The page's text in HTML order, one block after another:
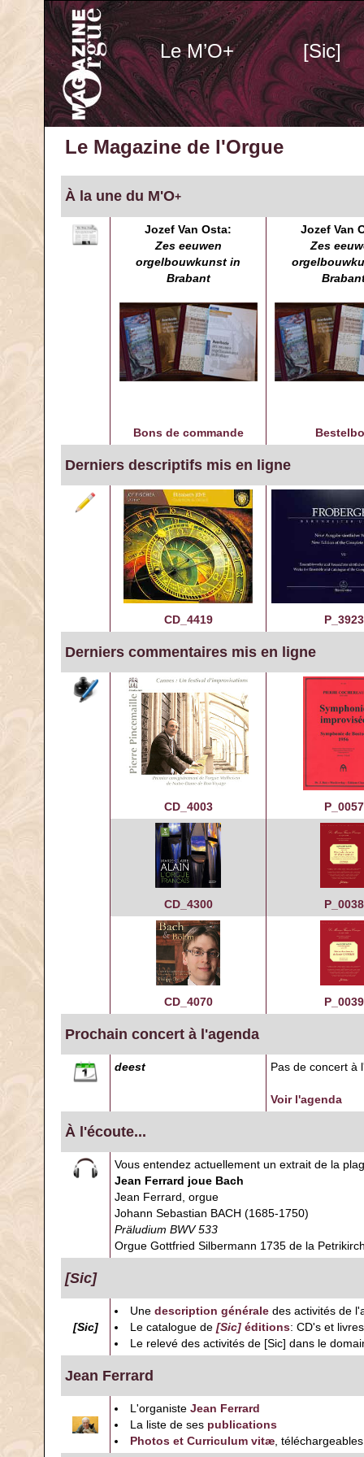
Le M’O+ [Sic]
Le Magazine de l'Orgue
À la une du M'O+
Jozef Van Osta:
Zes eeuwen
orgelbouwkunst in
Brabant
Jozef Van
Zes
Bons de commande
Derniers descriptifs mis en ligne
CD_4419 P_3923
Derniers commentaires mis en ligne
CD_4003 P_0057
CD_4300 P_0038
CD_4070 P_0039
Prochain concert à l'agenda
deest Pas de concert à
Voir l'agenda
À l'écoute...
Vous entendez actuellement un extrait de la
Jean Ferrard joue Bach
Jean Ferrard, orgue
Johann Sebastian BACH (1685-1750)
Präludium BWV 533
Orgue Gottfried Silbermann 1735 de la
[Sic]
[Sic]
Une description générale des activités de
Le catalogue de [Sic] éditions: CD's et
Le relevé des activités de [Sic] dans le
Jean Ferrard
L'organiste Jean Ferrard
La liste de ses publications
Photos et Curriculum vitæ ,